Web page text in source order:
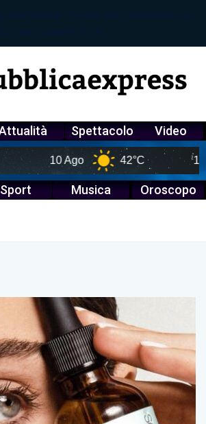
Spettacolo Video
10 Ago 42°C 11 Ago
Sport Musica Oroscopo